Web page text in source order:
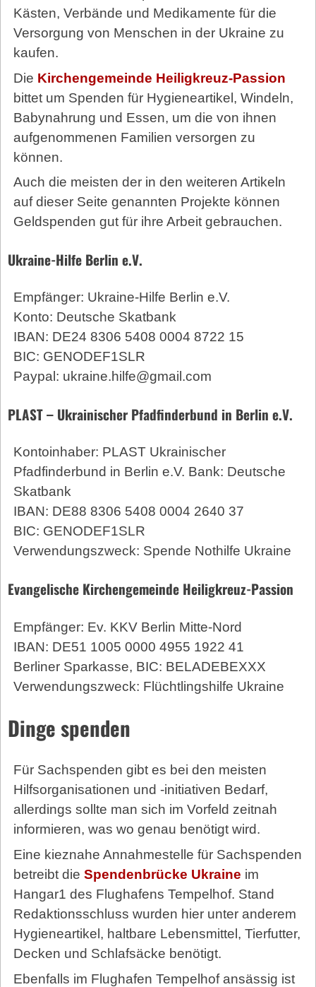
Kästen, Verbände und Medikamente für die
Versorgung von Menschen in der Ukraine zu
kaufen.
Die Kirchengemeinde Heiligkreuz-Passion
bittet um Spenden für Hygieneartikel, Windeln,
Babynahrung und Essen, um die von ihnen
aufgenommenen Familien versorgen zu
können.
Auch die meisten der in den weiteren Artikeln
auf dieser Seite genannten Projekte können
Geldspenden gut für ihre Arbeit gebrauchen.
Ukraine-Hilfe Berlin e.V.
Empfänger: Ukraine-Hilfe Berlin e.V.
Konto: Deutsche Skatbank
IBAN: DE24 8306 5408 0004 8722 15
BIC: GENODEF1SLR
Paypal: ukraine.hilfe@gmail.com
PLAST – Ukrainischer Pfadfinderbund in Berlin e.V.
Kontoinhaber: PLAST Ukrainischer
Pfadfinderbund in Berlin e.V. Bank: Deutsche
Skatbank
IBAN: DE88 8306 5408 0004 2640 37
BIC: GENODEF1SLR
Verwendungszweck: Spende Nothilfe Ukraine
Evangelische Kirchengemeinde Heiligkreuz-Passion
Empfänger: Ev. KKV Berlin Mitte-Nord
IBAN: DE51 1005 0000 4955 1922 41
Berliner Sparkasse, BIC: BELADEBEXXX
Verwendungszweck: Flüchtlingshilfe Ukraine
Dinge spenden
Für Sachspenden gibt es bei den meisten
Hilfsorganisationen und -initiativen Bedarf,
allerdings sollte man sich im Vorfeld zeitnah
informieren, was wo genau benötigt wird.
Eine kieznahe Annahmestelle für Sachspenden
betreibt die Spendenbrücke Ukraine im
Hangar1 des Flughafens Tempelhof. Stand
Redaktionsschluss wurden hier unter anderem
Hygieneartikel, haltbare Lebensmittel, Tierfutter,
Decken und Schlafsäcke benötigt.
Ebenfalls im Flughafen Tempelhof ansässig ist